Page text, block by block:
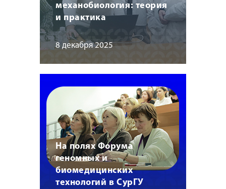
механобиология: теория
и практика
8 декабря 2025
На полях Форума
геномных и
биомедицинских
технологий в СурГУ